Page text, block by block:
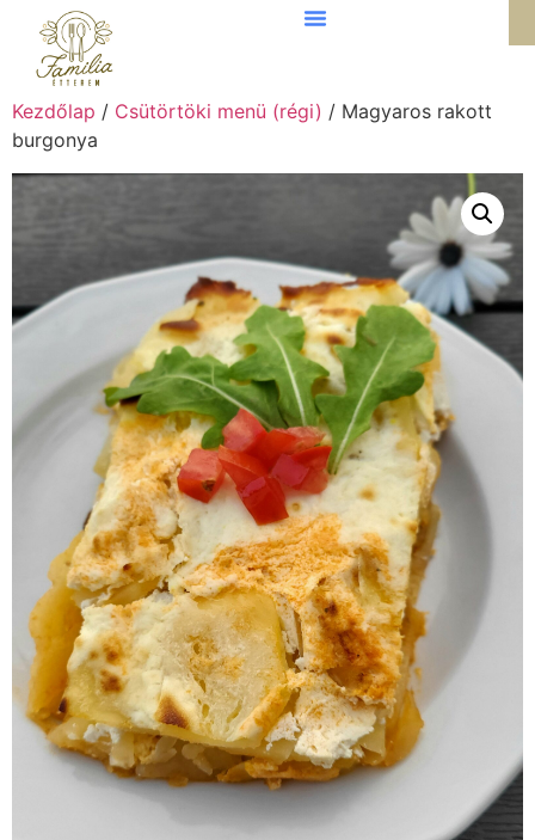
Kezdőlap / Csütörtöki menü (régi) / Magyaros rakott
burgonya